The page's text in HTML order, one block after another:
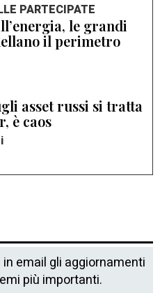
PARTECIPATE
le grandi
il perimetro
asset russi si tratta
è caos
email gli aggiornamenti
più importanti.